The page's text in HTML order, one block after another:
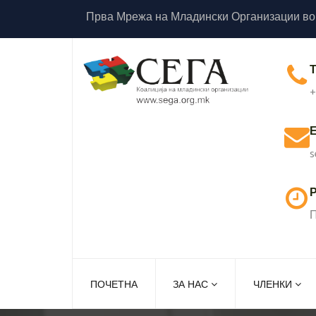
Прва Мрежа на Младински Организации
ПОЧЕТНА ЗА НАС ЧЛЕНКИ